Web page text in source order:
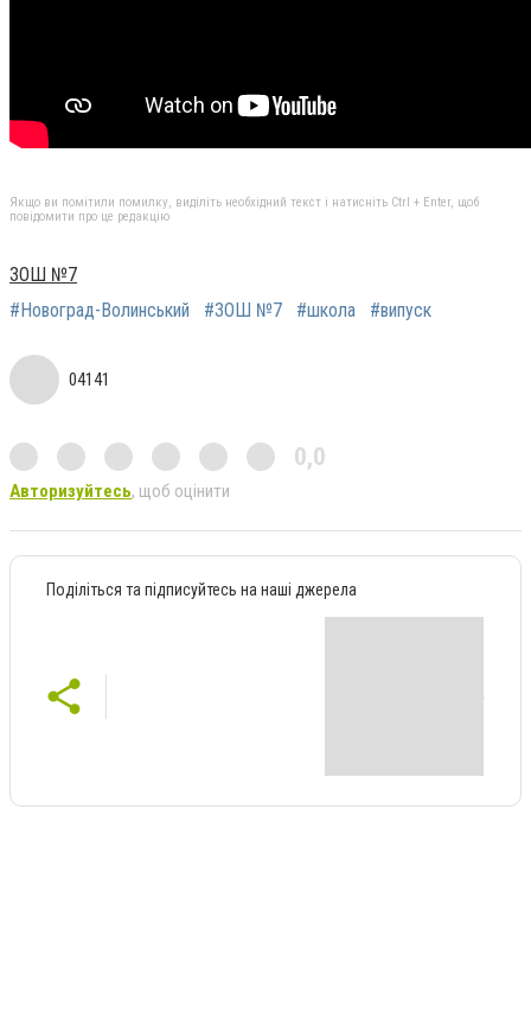
Якщо ви помітили помилку, виділіть необхідний текст і натисніть Ctrl + Enter, щоб
повідомити про це редакцію
ЗОШ №7
#Новоград-Волинський
#ЗОШ №7 #школа #випуск
04141
0,0
Авторизуйтесь, щоб оцінити
Поділіться та підписуйтесь на наші джерела